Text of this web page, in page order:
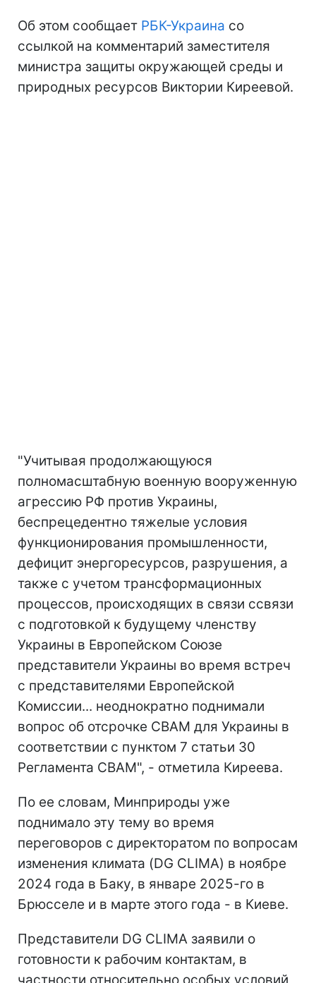
Об этом сообщает РБК-Украина со
ссылкой на комментарий заместителя
министра защиты окружающей среды и
природных ресурсов Виктории Киреевой.
"Учитывая продолжающуюся
полномасштабную военную вооруженную
агрессию РФ против Украины,
беспрецедентно тяжелые условия
функционирования промышленности,
дефицит энергоресурсов, разрушения, а
также с учетом трансформационных
процессов, происходящих в связи ссвязи
с подготовкой к будущему членству
Украины в Европейском Союзе
представители Украины во время встреч
с представителями Европейской
Комиссии... неоднократно поднимали
вопрос об отсрочке СВАМ для Украины в
соответствии с пунктом 7 статьи 30
Регламента СВАМ", - отметила Киреева.
По ее словам, Минприроды уже
поднимало эту тему во время
переговоров с директоратом по вопросам
изменения климата (DG CLIMA) в ноябре
2024 года в Баку, в январе 2025-го в
Брюсселе и в марте этого года - в Киеве.
Представители DG CLIMA заявили о
готовности к рабочим контактам, в
частности относительно особых условий